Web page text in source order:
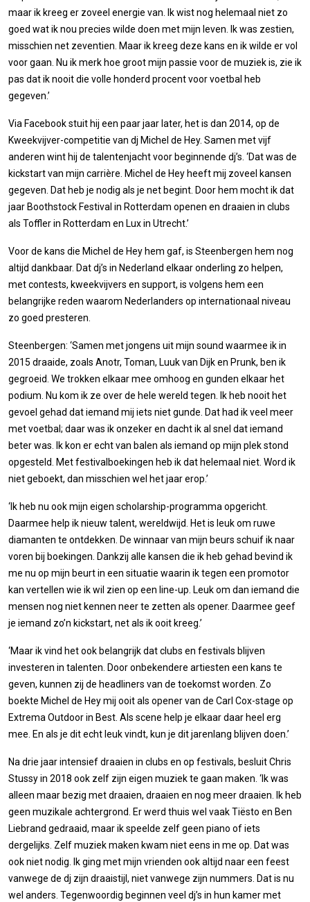
maar ik kreeg er zoveel energie van. Ik wist nog helemaal niet zo
goed wat ik nou precies wilde doen met mijn leven. Ik was zestien,
misschien net zeventien. Maar ik kreeg deze kans en ik wilde er vol
voor gaan. Nu ik merk hoe groot mijn passie voor de muziek is, zie ik
pas dat ik nooit die volle honderd procent voor voetbal heb
gegeven.’
Via Facebook stuit hij een paar jaar later, het is dan 2014, op de
Kweekvijver-competitie van dj Michel de Hey. Samen met vijf
anderen wint hij de talentenjacht voor beginnende dj’s. ‘Dat was de
kickstart van mijn carrière. Michel de Hey heeft mij zoveel kansen
gegeven. Dat heb je nodig als je net begint. Door hem mocht ik dat
jaar Boothstock Festival in Rotterdam openen en draaien in clubs
als Toffler in Rotterdam en Lux in Utrecht.’
Voor de kans die Michel de Hey hem gaf, is Steenbergen hem nog
altijd dankbaar. Dat dj’s in Nederland elkaar onderling zo helpen,
met contests, kweekvijvers en support, is volgens hem een
belangrijke reden waarom Nederlanders op internationaal niveau
zo goed presteren.
Steenbergen: ‘Samen met jongens uit mijn sound waarmee ik in
2015 draaide, zoals Anotr, Toman, Luuk van Dijk en Prunk, ben ik
gegroeid. We trokken elkaar mee omhoog en gunden elkaar het
podium. Nu kom ik ze over de hele wereld tegen. Ik heb nooit het
gevoel gehad dat iemand mij iets niet gunde. Dat had ik veel meer
met voetbal; daar was ik onzeker en dacht ik al snel dat iemand
beter was. Ik kon er echt van balen als iemand op mijn plek stond
opgesteld. Met festivalboekingen heb ik dat helemaal niet. Word ik
niet geboekt, dan misschien wel het jaar erop.’
‘Ik heb nu ook mijn eigen scholarship-programma opgericht.
Daarmee help ik nieuw talent, wereldwijd. Het is leuk om ruwe
diamanten te ontdekken. De winnaar van mijn beurs schuif ik naar
voren bij boekingen. Dankzij alle kansen die ik heb gehad bevind ik
me nu op mijn beurt in een situatie waarin ik tegen een promotor
kan vertellen wie ik wil zien op een line-up. Leuk om dan iemand die
mensen nog niet kennen neer te zetten als opener. Daarmee geef
je iemand zo’n kickstart, net als ik ooit kreeg.’
‘Maar ik vind het ook belangrijk dat clubs en festivals blijven
investeren in talenten. Door onbekendere artiesten een kans te
geven, kunnen zij de headliners van de toekomst worden. Zo
boekte Michel de Hey mij ooit als opener van de Carl Cox-stage op
Extrema Outdoor in Best. Als scene help je elkaar daar heel erg
mee. En als je dit echt leuk vindt, kun je dit jarenlang blijven doen.’
Na drie jaar intensief draaien in clubs en op festivals, besluit Chris
Stussy in 2018 ook zelf zijn eigen muziek te gaan maken. ‘Ik was
alleen maar bezig met draaien, draaien en nog meer draaien. Ik heb
geen muzikale achtergrond. Er werd thuis wel vaak Tiësto en Ben
Liebrand gedraaid, maar ik speelde zelf geen piano of iets
dergelijks. Zelf muziek maken kwam niet eens in me op. Dat was
ook niet nodig. Ik ging met mijn vrienden ook altijd naar een feest
vanwege de dj zijn draaistijl, niet vanwege zijn nummers. Dat is nu
wel anders. Tegenwoordig beginnen veel dj’s in hun kamer met